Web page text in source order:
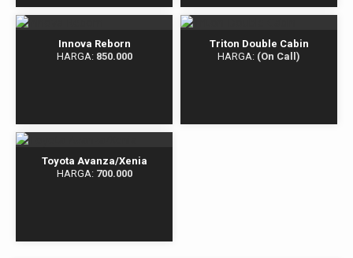
Innova Reborn
HARGA: 850.000
Triton Double Cabin
HARGA: (On Call)
Toyota Avanza/Xenia
HARGA: 700.000